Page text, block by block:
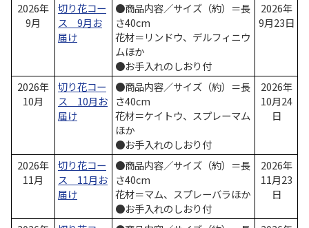
2026年
9月
切り花コー
ス 9月お
届け
●商品内容／サイズ（約）＝長
さ40cm
花材＝リンドウ、デルフィニウ
ムほか
●お手入れのしおり付
2026年
9月23日
2026年
10月
切り花コー
ス 10月お
届け
●商品内容／サイズ（約）＝長
さ40cm
花材＝ケイトウ、スプレーマム
ほか
●お手入れのしおり付
2026年
10月24
日
2026年
11月
切り花コー
ス 11月お
届け
●商品内容／サイズ（約）＝長
さ40cm
花材＝マム、スプレーバラほか
●お手入れのしおり付
2026年
11月23
日